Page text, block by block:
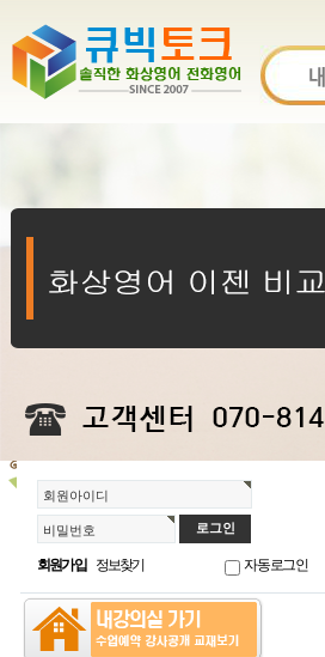
회원아이디
비밀번호
회원가입 정보찾기 자동로그인